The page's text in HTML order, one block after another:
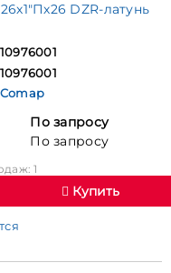
DZR-латунь
10976001
10976001
Comap
По запросу
По запросу
1
Купить